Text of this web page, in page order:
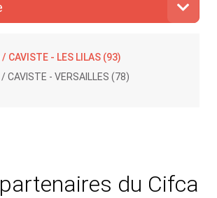
/ CAVISTE - LES LILAS (93)
CAVISTE - VERSAILLES (78)
du Cifca